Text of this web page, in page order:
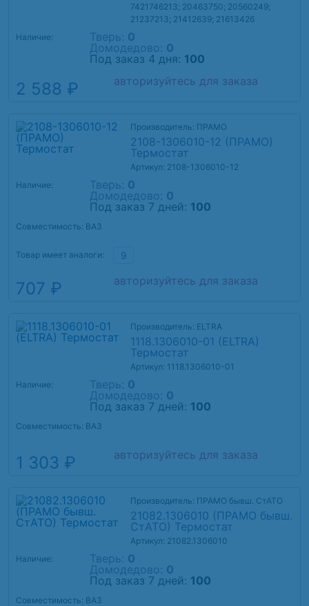
7421746213; 20463750; 20560249;
21237213; 21412639; 21613426
Наличие:
Тверь: 0
Домодедово: 0
Под заказ 4 дня: 100
2 588 ₽ авторизуйтесь для заказа
Производитель: ПРАМО
2108-1306010-12 (ПРАМО)
Термостат
Артикул: 2108-1306010-12
Наличие:
Тверь: 0
Домодедово: 0
Под заказ 7 дней: 100
Совместимость: ВАЗ
Товар имеет аналоги: 9
707 ₽ авторизуйтесь для заказа
Производитель: ELTRA
1118.1306010-01 (ELTRA)
Термостат
Артикул: 1118.1306010-01
Наличие:
Тверь: 0
Домодедово: 0
Под заказ 7 дней: 100
Совместимость: ВАЗ
1 303 ₽ авторизуйтесь для заказа
Производитель: ПРАМО бывш. СтАТО
21082.1306010 (ПРАМО бывш.
СтАТО) Термостат
Артикул: 21082.1306010
Наличие:
Тверь: 0
Домодедово: 0
Под заказ 7 дней: 100
Совместимость: ВАЗ